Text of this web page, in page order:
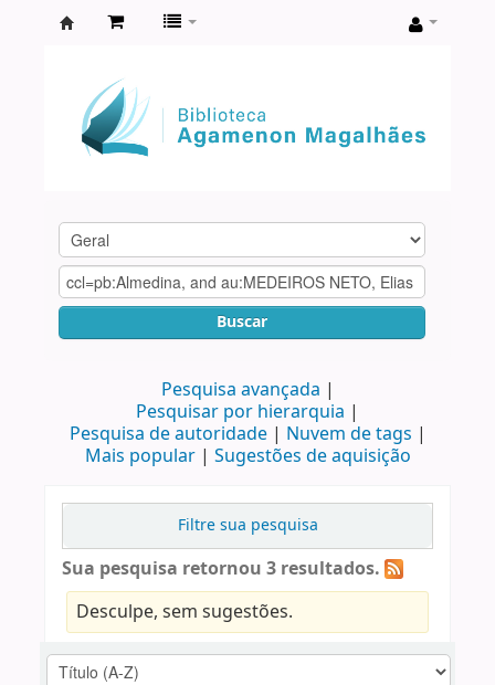
Agamenon
Magalhães
Buscar
Pesquisa avançada
Pesquisar por hierarquia
Pesquisa de autoridade
Nuvem de tags
Mais popular
Sugestões de aquisição
Filtre sua pesquisa
Sua pesquisa retornou 3 resultados.
Desculpe, sem sugestões.